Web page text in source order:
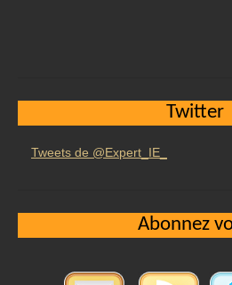
Twitter
Tweets de @Expert_IE_
Abonnez